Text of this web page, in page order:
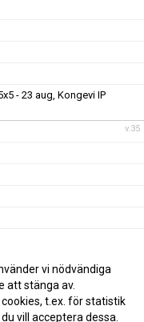
- 23 aug, Kongevi IP
v.35
vi nödvändiga
att stänga av.
t.ex. för statistik
vill acceptera dessa.